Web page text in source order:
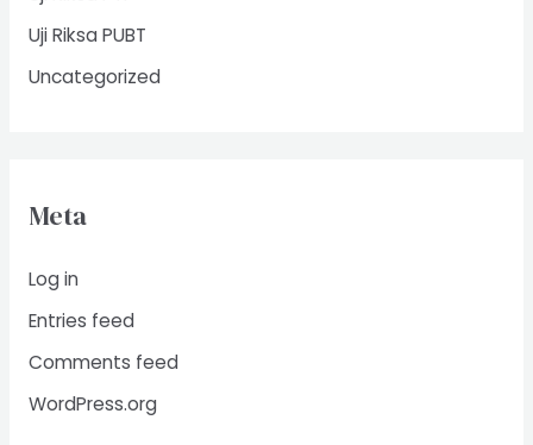
Uji Riksa PUBT
Uncategorized
Meta
Log in
Entries feed
Comments feed
WordPress.org